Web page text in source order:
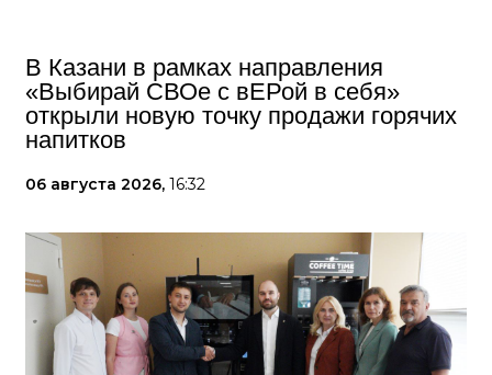
В Казани в рамках направления
«Выбирай СВОе с вЕРой в себя»
открыли новую точку продажи горячих
напитков
06 августа 2026, 16:32